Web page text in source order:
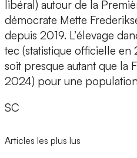
libéral) autour de la
démocrate Mette
depuis 2019. L’élevage
tec (statistique officielle
soit presque autant que la
2024) pour une
SC
Articles les plus lus